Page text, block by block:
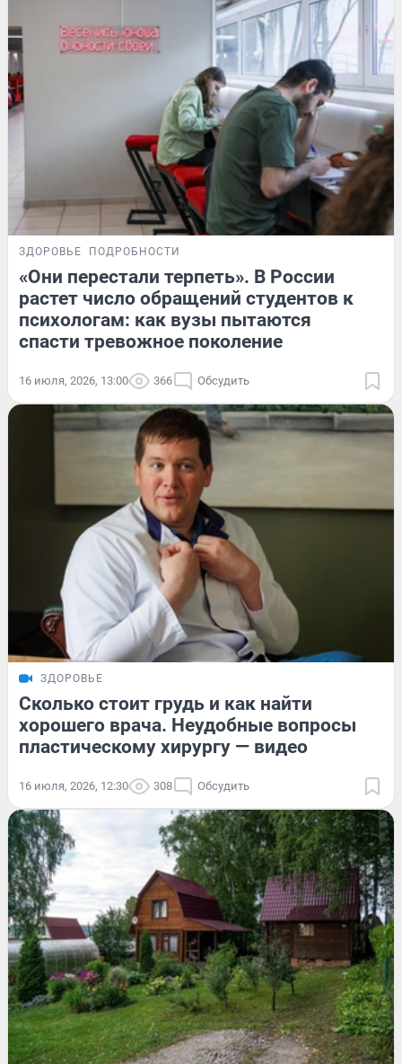
ЗДОРОВЬЕ ПОДРОБНОСТИ
«Они перестали терпеть». В России
растет число обращений студентов к
психологам: как вузы пытаются
спасти тревожное поколение
16 июля, 2026, 13:00 366 Обсудить
ЗДОРОВЬЕ
Сколько стоит грудь и как найти
хорошего врача. Неудобные вопросы
пластическому хирургу — видео
16 июля, 2026, 12:30 308 Обсудить